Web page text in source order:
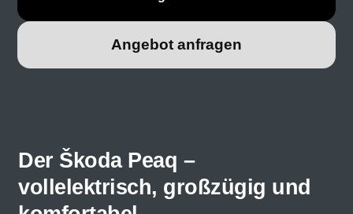
Angebot anfragen
Der Škoda Peaq –
vollelektrisch, großzügig und